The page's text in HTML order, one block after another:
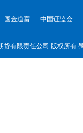
国金道富 中国证监会
货有限责任公司 版权所有